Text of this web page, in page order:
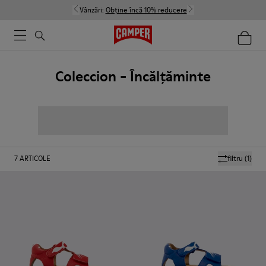
Vânzări: Obține încă 10% reducere
Coleccion - Încălțăminte
filtru (1)
7ARTICOLE